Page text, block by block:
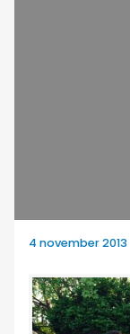
4 november 2013